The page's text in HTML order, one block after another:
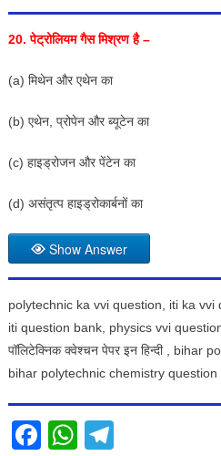
20.पेट्रोलियम गैस मिश्रण है –
(a) मिथेन और एथेन का
(b) एथेन, प्रोपेन और ब्यूटेन का
(c) हाइड्रोजन और पेंटेन का
(d) असंतृत्प हाइड्रोकार्बनों का
Show Answer
polytechnic ka vvi question, iti ka vvi
iti question bank, physics vvi
पॉलिटेक्निक क्वेश्चन पेपर इन हिन्दी , bihar
bihar polytechnic chemistry question
Facebook
WhatsApp